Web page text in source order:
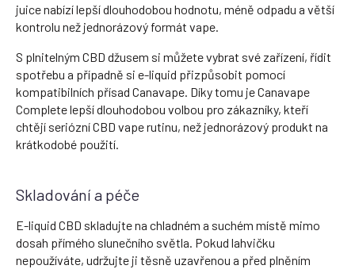
juice nabízí lepší dlouhodobou hodnotu, méně odpadu a větší
kontrolu než jednorázový formát vape.
S plnitelným CBD džusem si můžete vybrat své zařízení, řídit
spotřebu a případně si e-liquid přizpůsobit pomocí
kompatibilních přísad Canavape. Díky tomu je Canavape
Complete lepší dlouhodobou volbou pro zákazníky, kteří
chtějí seriózní CBD vape rutinu, než jednorázový produkt na
krátkodobé použití.
Skladování a péče
E-liquid CBD skladujte na chladném a suchém místě mimo
dosah přímého slunečního světla. Pokud lahvičku
nepoužíváte, udržujte ji těsně uzavřenou a před plněním